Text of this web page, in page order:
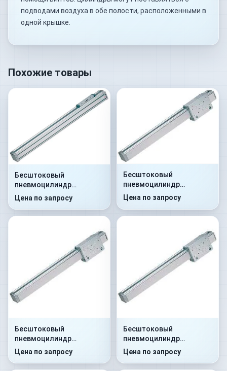
подводами воздуха в обе полости, расположенными в
одной крышке.
Похожие товары
Бесштоковый
пневмоцилиндр
52G2P25A0110
Цена по запросу
Бесштоковый
пневмоцилиндр
52G2C25A0100
Цена по запросу
Бесштоковый
пневмоцилиндр
52G8P25A0290
Цена по запросу
Бесштоковый
пневмоцилиндр
52G8C25A0105
Цена по запросу